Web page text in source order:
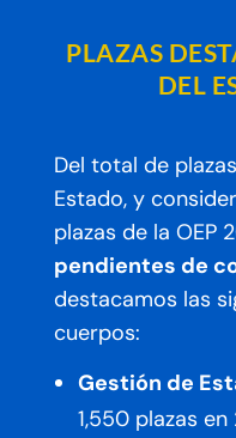
PLAZAS
DEL
Del total de
Estado, y
plazas de la OEP
pendientes de
destacamos las
cuerpos:
Gestión de
1,550 plazas